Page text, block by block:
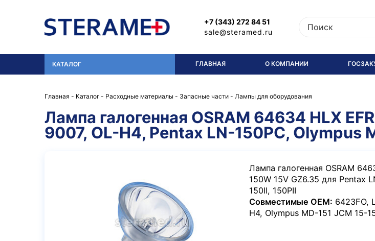
Перейти к основному содержанию
+7 (343) 272 84 51
sale@steramed.ru
КАТАЛОГ ГЛАВНАЯ О КОМПАНИИ
Главная - Каталог - Расходные материалы - Запасные части - Лампы для оборудования
Лампа галогенная OSRAM 64634 HLX
9007, OL-H4, Pentax LN-150PC, Olympus
Лампа галогенная OSRAM
150W 15V GZ6.35 для Pentax
150II, 150PII
Совместимые OEM: 6423FO,
H4, Olympus MD-151 JCM 15-